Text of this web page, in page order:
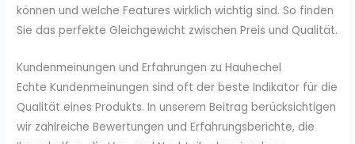
können und welche Features wirklich wichtig sind. So finden
Sie das perfekte Gleichgewicht zwischen Preis und Qualität.
Kundenmeinungen und Erfahrungen zu Hauhechel
Echte Kundenmeinungen sind oft der beste Indikator für die
Qualität eines Produkts. In unserem Beitrag berücksichtigen
wir zahlreiche Bewertungen und Erfahrungsberichte, die